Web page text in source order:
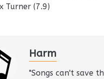
Turner (7.9)
Harm
"Songs can't save